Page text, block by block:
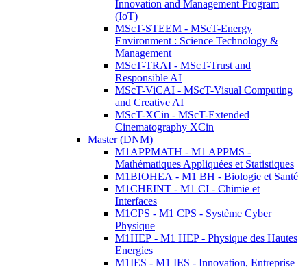
Innovation and Management Program
(IoT)
MScT-STEEM - MScT-Energy
Environment : Science Technology &
Management
MScT-TRAI - MScT-Trust and
Responsible AI
MScT-ViCAI - MScT-Visual Computing
and Creative AI
MScT-XCin - MScT-Extended
Cinematography XCin
Master (DNM)
M1APPMATH - M1 APPMS -
Mathématiques Appliquées et Statistiques
M1BIOHEA - M1 BH - Biologie et Santé
M1CHEINT - M1 CI - Chimie et
Interfaces
M1CPS - M1 CPS - Système Cyber
Physique
M1HEP - M1 HEP - Physique des Hautes
Energies
M1IES - M1 IES - Innovation, Entreprise